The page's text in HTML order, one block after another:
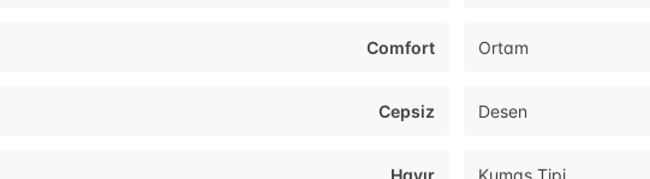
Comfort Ortam
Cepsiz Desen